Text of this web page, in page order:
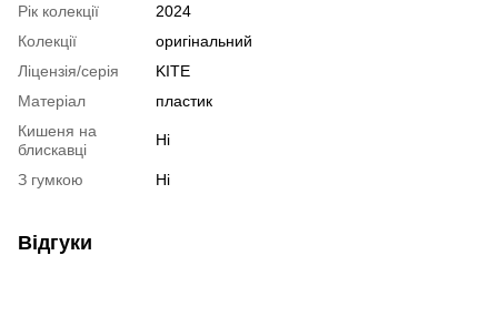
Рік колекції
2024
Колекції
оригінальний
Ліцензія/серія
KITE
Матеріал
пластик
Кишеня на
блискавці
Ні
З гумкою Ні
Відгуки